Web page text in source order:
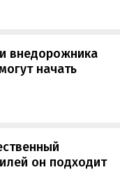
внедорожника
начать
он подходит